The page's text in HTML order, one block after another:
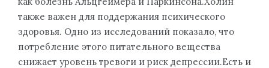
также важен для поддержания психического
здоровья. Одно из исследований показало, что
потребление этого питательного вещества
снижает уровень тревоги и риск депрессии.Есть и